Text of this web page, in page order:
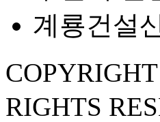
계룡건설
RIGHTS